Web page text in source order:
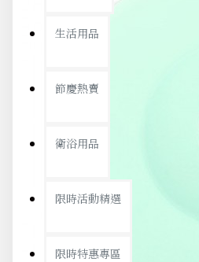
生活用品
節慶熱賣
衛浴用品
限時活動精選
限時特惠專區